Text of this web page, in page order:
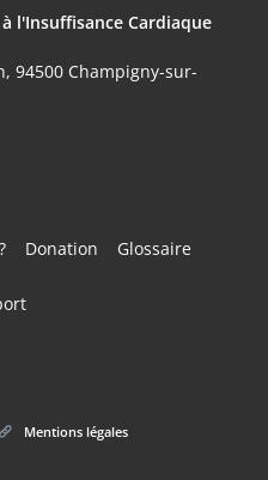
l'Insuffisance Cardiaque
94500 Champigny-sur-
Donation Glossaire
Mentions légales